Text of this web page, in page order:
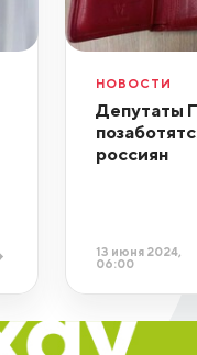
НОВОСТИ
Депутаты
россиян
13 июня 2024,
06:00